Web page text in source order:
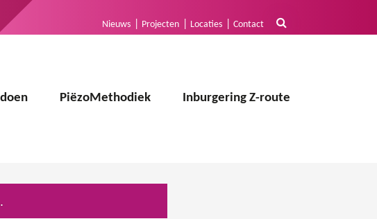
Nieuws Projecten Locaties Contact
PiëzoMethodiek Inburgering Z-route
Buytenwegh